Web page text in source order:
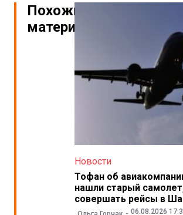
Похожие
материалы
Новости
Тофан об
нашли старый
совершать рейсы в
06.08.2026